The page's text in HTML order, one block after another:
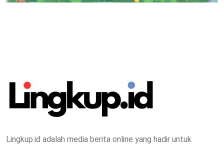
Lingkup.id adalah media berita online yang hadir untuk